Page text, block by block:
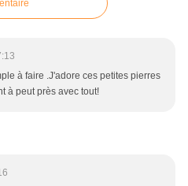
à faire .J'adore ces petites pierres
à peut près avec tout!